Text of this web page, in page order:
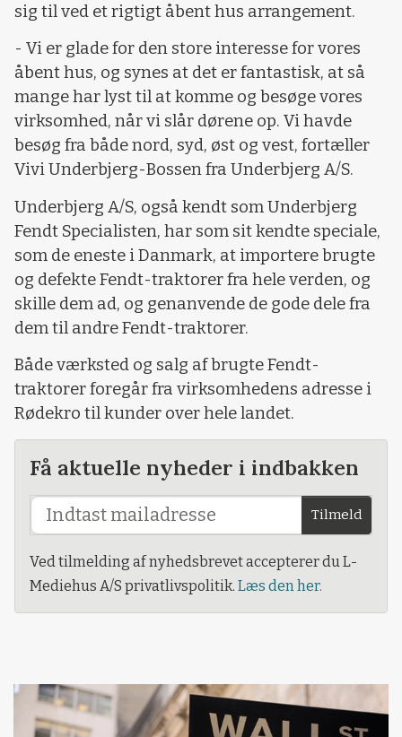
sig til ved et rigtigt åbent hus arrangement.
- Vi er glade for den store interesse for vores
åbent hus, og synes at det er fantastisk, at så
mange har lyst til at komme og besøge vores
virksomhed, når vi slår dørene op. Vi havde
besøg fra både nord, syd, øst og vest, fortæller
Vivi Underbjerg-Bossen fra Underbjerg A/S.
Underbjerg A/S, også kendt som Underbjerg
Fendt Specialisten, har som sit kendte speciale,
som de eneste i Danmark, at importere brugte
og defekte Fendt-traktorer fra hele verden, og
skille dem ad, og genanvende de gode dele fra
dem til andre Fendt-traktorer.
Både værksted og salg af brugte Fendt-
traktorer foregår fra virksomhedens adresse i
Rødekro til kunder over hele landet.
Få aktuelle nyheder i indbakken
Tilmeld
Ved tilmelding af nyhedsbrevet accepterer du L-
Mediehus A/S privatlivspolitik. Læs den her.